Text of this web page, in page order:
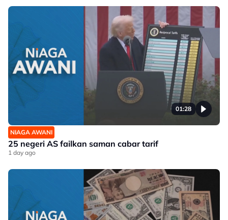
01:28
NIAGA AWANI
25 negeri AS failkan saman cabar tarif
1 day ago